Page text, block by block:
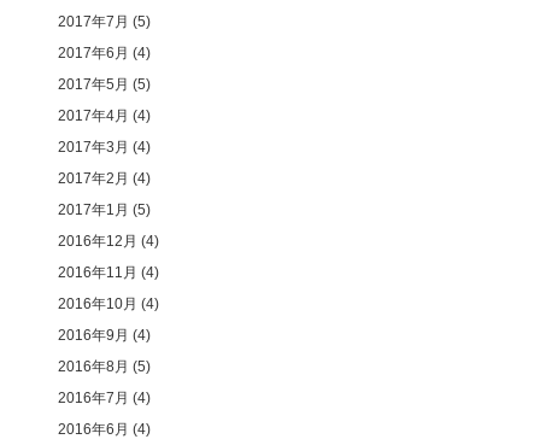
2017年7月 (5)
2017年6月 (4)
2017年5月 (5)
2017年4月 (4)
2017年3月 (4)
2017年2月 (4)
2017年1月 (5)
2016年12月 (4)
2016年11月 (4)
2016年10月 (4)
2016年9月 (4)
2016年8月 (5)
2016年7月 (4)
2016年6月 (4)